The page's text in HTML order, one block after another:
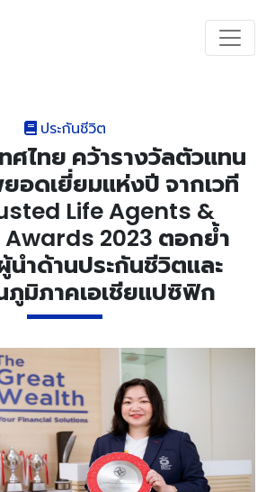
ประกันชีวิต
ทศไทย คว้ารางวัลตัวแทน
อดเยี่ยมแห่งปี จากเวที
Life Agents &
2023 ตอกย้ำ
นำด้านประกันชีวิตและ
ภูมิภาคเอเชียแปซิฟิก